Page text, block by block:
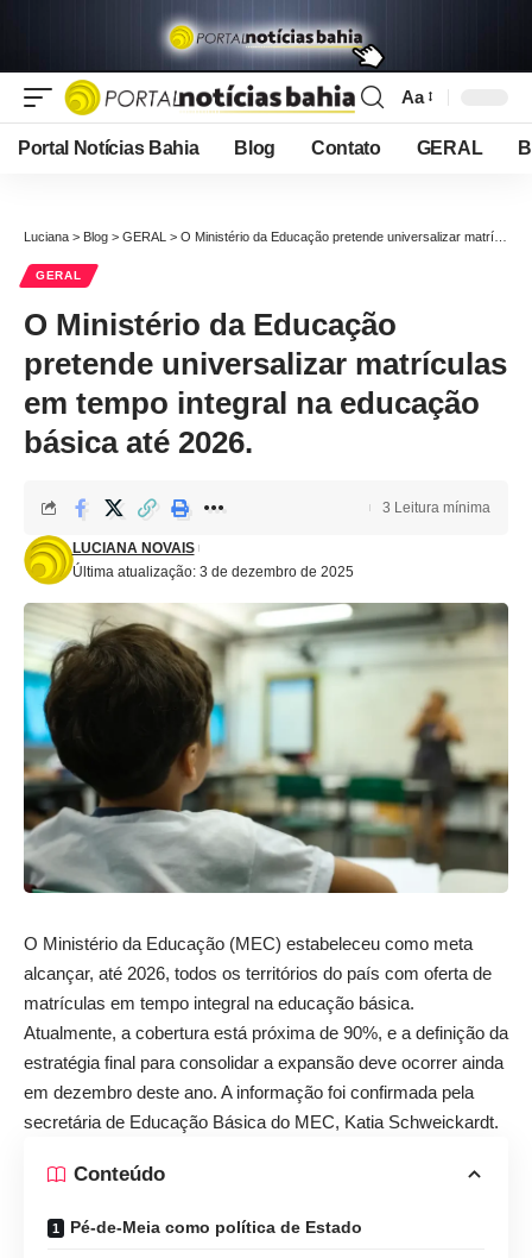
Font
Resizer
Aa
Portal Notícias Bahia Blog Contato GERAL
Luciana > Blog > GERAL > O Ministério da Educação pretende universalizar matrículas em tempo integral na educação básica até 2026.
GERAL
O Ministério da Educação
pretende universalizar matrículas
em tempo integral na educação
básica até 2026.
Última atualização: 3 de dezembro de 2025
LUCIANA NOVAIS
3 Leitura mínima
O Ministério da Educação (MEC) estabeleceu como meta
alcançar, até 2026, todos os territórios do país com oferta de
matrículas em tempo integral na educação básica.
Atualmente, a cobertura está próxima de 90%, e a definição da
estratégia final para consolidar a expansão deve ocorrer ainda
em dezembro deste ano. A informação foi confirmada pela
secretária de Educação Básica do MEC, Katia Schweickardt.
Conteúdo
Pé-de-Meia como política de Estado